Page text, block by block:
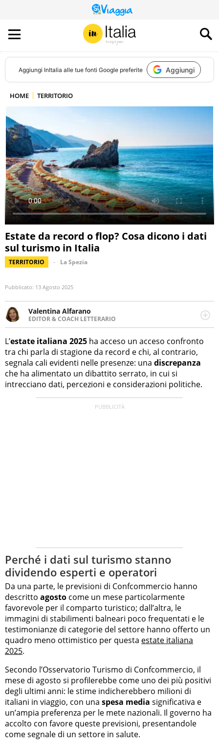
QUESTO
SITO
CONTRIBUISCE
ALL’AUDIENCE
DI
Aggiungi InItalia alle tue fonti Google preferite Aggiungi
HOME TERRITORIO
Estate da record o flop? Cosa dicono i dati
sul turismo in Italia
TERRITORIO La Spezia
Pubblicato: 13 Agosto 2025
Valentina Alfarano
EDITOR & COACH LETTERARIO
Lavorare con le storie è la mia missione! Specializzata in
storytelling di viaggi, lavoro come editor di narrativa e
coach di scrittura creativa.
L’estate italiana 2025 ha acceso un acceso confronto
tra chi parla di stagione da record e chi, al contrario,
segnala cali evidenti nelle presenze: una discrepanza
che ha alimentato un dibattito serrato, in cui si
intrecciano dati, percezioni e considerazioni politiche.
Perché i dati sul turismo stanno
dividendo esperti e operatori
Da una parte, le previsioni di Confcommercio hanno
descritto agosto come un mese particolarmente
favorevole per il comparto turistico; dall’altra, le
immagini di stabilimenti balneari poco frequentati e le
testimonianze di categorie del settore hanno offerto un
quadro meno ottimistico per questa estate italiana
2025.
Secondo l’Osservatorio Turismo di Confcommercio, il
mese di agosto si profilerebbe come uno dei più positivi
degli ultimi anni: le stime indicherebbero milioni di
italiani in viaggio, con una spesa media significativa e
un’ampia preferenza per le mete nazionali. Il governo ha
accolto con favore queste previsioni, presentandole
come segnale di un settore in salute.